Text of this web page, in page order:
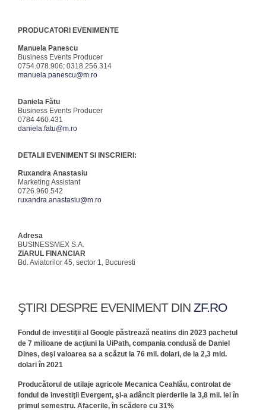
PRODUCATORI EVENIMENTE
Manuela Panescu
Business Events Producer
0754.078.906; 0318.256.314
manuela.panescu@m.ro
Daniela Fătu
Business Events Producer
0784 460.431
daniela.fatu@m.ro
DETALII EVENIMENT SI INSCRIERI:
Ruxandra Anastasiu
Marketing Assistant
0726.960.542
ruxandra.anastasiu@m.ro
Adresa
BUSINESSMEX S.A.
ZIARUL FINANCIAR
Bd. Aviatorilor 45, sector 1, Bucuresti
ŞTIRI DESPRE EVENIMENT DIN ZF.RO
Fondul de investiţii al Google păstrează neatins din 2023 pachetul
de 7 milioane de acţiuni la UiPath, compania condusă de Daniel
Dines, deşi valoarea sa a scăzut la 76 mil. dolari, de la 2,3 mld.
dolari în 2021
Producătorul de utilaje agricole Mecanica Ceahlău, controlat de
fondul de investiţii Evergent, şi-a adâncit pierderile la 3,8 mil. lei în
primul semestru. Afacerile, în scădere cu 31%